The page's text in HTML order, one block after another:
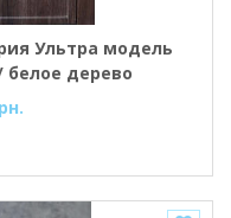
Ультра модель
белое дерево